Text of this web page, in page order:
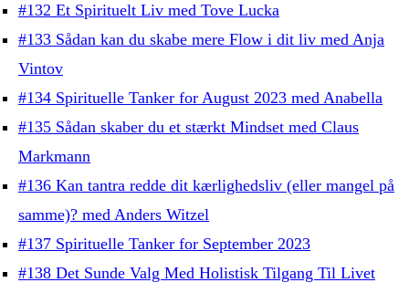
#132 Et Spirituelt Liv med Tove Lucka
#133 Sådan kan du skabe mere Flow i dit liv med Anja
Vintov
#134 Spirituelle Tanker for August 2023 med Anabella
#135 Sådan skaber du et stærkt Mindset med Claus
Markmann
#136 Kan tantra redde dit kærlighedsliv (eller mangel på
samme)? med Anders Witzel
#137 Spirituelle Tanker for September 2023
#138 Det Sunde Valg Med Holistisk Tilgang Til Livet